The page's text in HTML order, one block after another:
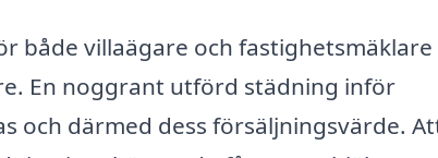
både villaägare och fastighetsmäklare
En noggrant utförd städning inför
och därmed dess försäljningsvärde.